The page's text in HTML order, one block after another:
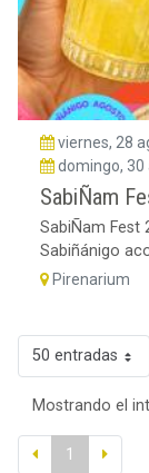
viernes, 28
domingo, 30
SabiÑam
SabiÑam Fest
Sabiñánigo
Pirenarium
50 entradas
Mostrando el
1